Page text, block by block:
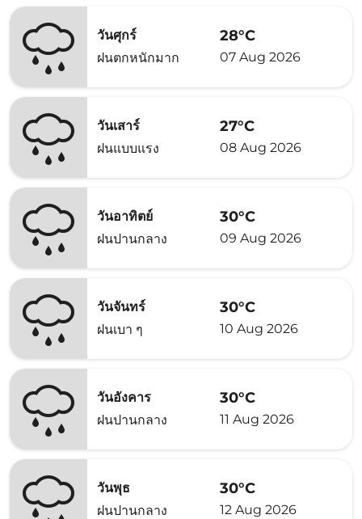
วันศุกร์
ฝนตกหนักมาก
28°C
07 Aug 2026
วันเสาร์
ฝนแบบแรง
27°C
08 Aug 2026
วันอาทิตย์
ฝนปานกลาง
30°C
09 Aug 2026
วันจันทร์
ฝนเบา ๆ
30°C
10 Aug 2026
วันอังคาร
ฝนปานกลาง
30°C
11 Aug 2026
วันพุธ
ฝนปานกลาง
30°C
12 Aug 2026